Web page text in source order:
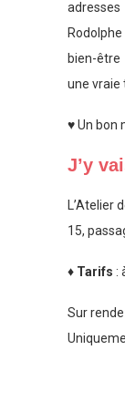
bien-
une vraie
♥ Un bon
J’y
L’Atelier
15,
♦ Tarifs :
Sur